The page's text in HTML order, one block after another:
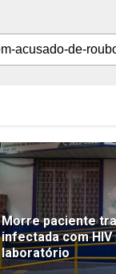
Morre paciente
infectada com
laboratório